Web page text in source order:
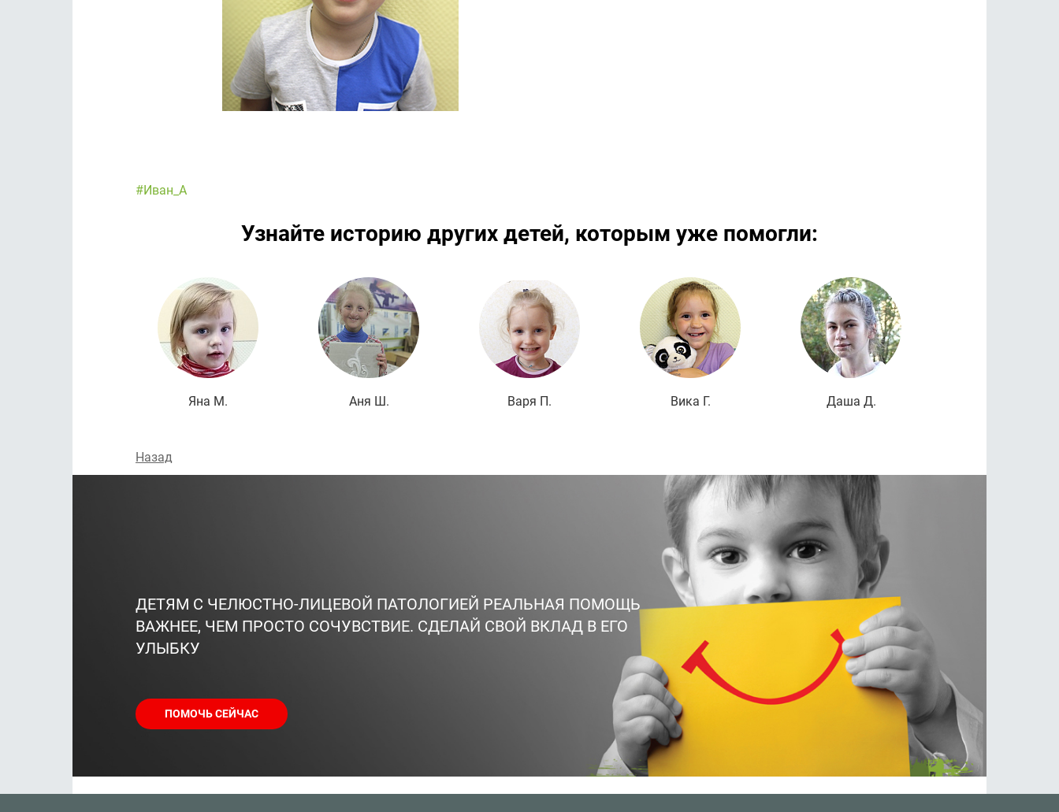
#Иван_А
Узнайте историю других детей, которым уже помогли:
Яна М.
Подробнее
Аня Ш.
Подробнее
Варя П.
Подробнее
Вика Г.
Подробнее
Даша Д.
Назад
ДЕТЯМ С ЧЕЛЮСТНО-ЛИЦЕВОЙ ПАТОЛОГИЕЙ РЕАЛЬНАЯ ПОМОЩЬ
ВАЖНЕЕ, ЧЕМ ПРОСТО СОЧУВСТВИЕ. СДЕЛАЙ СВОЙ ВКЛАД В ЕГО
УЛЫБКУ
ПОМОЧЬ СЕЙЧАС